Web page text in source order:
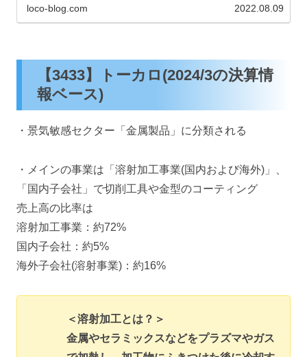
loco-blog.com 2022.08.09
【3433】トーカロ(2024/3の決算情
報ベース)
・景気敏感セクター「金属製品」に分類される
・メインの事業は「溶射加工事業(国内および海外)」、
「国内子会社」で切削工具や金型のコーティング
売上高の比率は
溶射加工事業：約72%
国内子会社：約5%
海外子会社(溶射事業)：約16%
＜溶射加工とは？＞
金属やセラミックスなどをプラズマやガス